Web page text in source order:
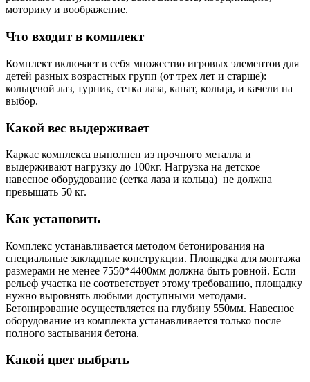
моторику и воображение.
Что входит в комплект
Комплект включает в себя множество игровых элементов для
детей разных возрастных групп (от трех лет и старше):
кольцевой лаз, турник, сетка лаза, канат, кольца, и качели на
выбор.
Какой вес выдерживает
Каркас комплекса выполнен из прочного металла и
выдерживают нагрузку до 100кг. Нагрузка на детское
навесное оборудование (сетка лаза и кольца) не должна
превышать 50 кг.
Как установить
Комплекс устанавливается методом бетонирования на
специальные закладные конструкции. Площадка для монтажа
размерами не менее 7550*4400мм должна быть ровной. Если
рельеф участка не соответствует этому требованию, площадку
нужно выровнять любыми доступными методами.
Бетонирование осуществляется на глубину 550мм. Навесное
оборудование из комплекта устанавливается только после
полного застывания бетона.
Какой цвет выбрать